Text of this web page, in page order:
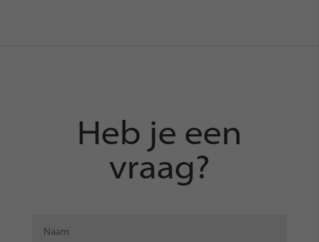
Heb je een
vraag?